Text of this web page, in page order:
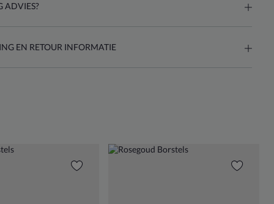
ADVIES?
EN RETOUR INFORMATIE